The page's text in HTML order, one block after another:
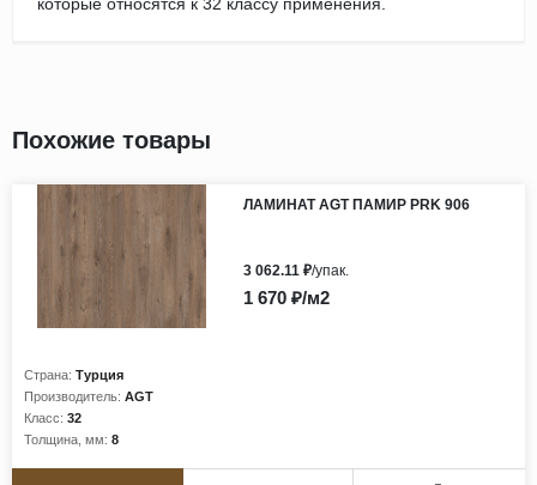
Похожие товары
ЛАМИНАТ AGT ПАМИР PRK 906
Страна: Турция
Производитель: AGT
Класс: 32
Толщина, мм: 8
1 670 ₽/м2
3 062.11 ₽/упак.